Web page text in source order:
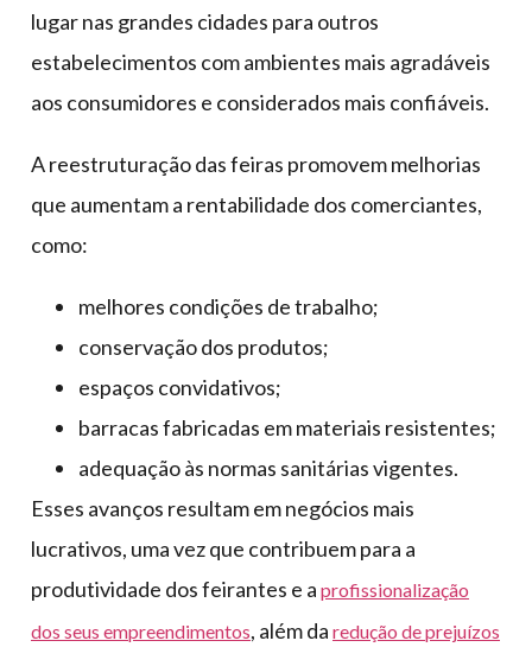
lugar nas grandes cidades para outros
estabelecimentos com ambientes mais agradáveis
aos consumidores e considerados mais confiáveis.
A reestruturação das feiras promovem melhorias
que aumentam a rentabilidade dos comerciantes,
como:
melhores condições de trabalho;
conservação dos produtos;
espaços convidativos;
barracas fabricadas em materiais resistentes;
adequação às normas sanitárias vigentes.
Esses avanços resultam em negócios mais
lucrativos, uma vez que contribuem para a
produtividade dos feirantes e a profissionalização
dos seus empreendimentos, além da redução de prejuízos